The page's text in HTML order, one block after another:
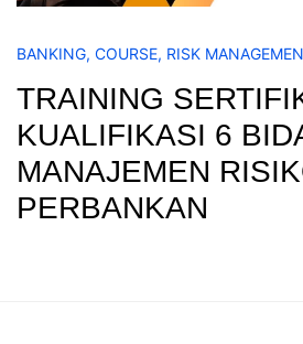
BANKING, COURSE, RISK
TRAINING
KUALIFIKASI 6
MANAJEMEN
PERBANKAN